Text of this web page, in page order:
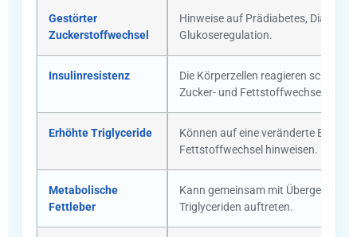
Gestörter
Zuckerstoffwechsel
Hinweise auf Prädiabetes, Diabetes
Glukoseregulation.
Insulinresistenz
Die Körperzellen reagieren
Zucker- und Fettstoffwechsel.
Erhöhte Triglyceride
Können auf eine veränderte
Fettstoffwechsel hinweisen.
Metabolische
Fettleber
Kann gemeinsam mit Übergewicht,
Triglyceriden auftreten.